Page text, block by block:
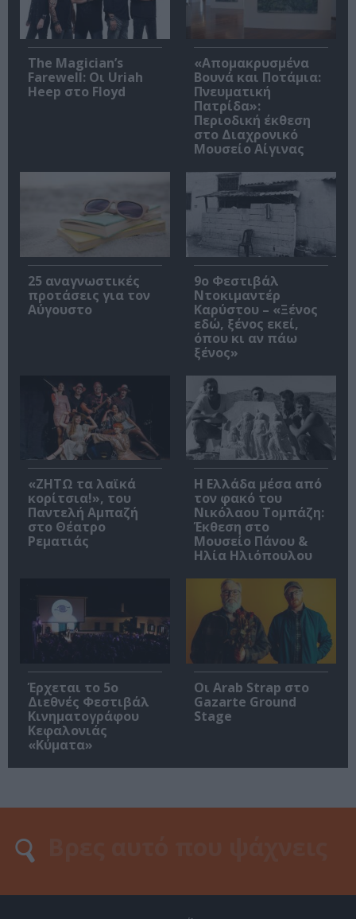
The Magician’s
Farewell: Οι Uriah
Heep στο Floyd
«Απομακρυσμένα
Βουνά και Ποτάμια:
Πνευματική
Πατρίδα»:
Περιοδική έκθεση
στο Διαχρονικό
Μουσείο Αίγινας
25 αναγνωστικές
προτάσεις για τον
Αύγουστο
9ο Φεστιβάλ
Ντοκιμαντέρ
Καρύστου – «Ξένος
εδώ, ξένος εκεί,
όπου κι αν πάω
ξένος»
«ΖΗΤΩ τα λαϊκά
κορίτσια!», του
Παντελή Αμπαζή
στο Θέατρο
Ρεματιάς
Η Ελλάδα μέσα από
τον φακό του
Νικόλαου Τομπάζη:
Έκθεση στο
Μουσείο Πάνου &
Ηλία Ηλιόπουλου
Έρχεται το 5ο
Διεθνές Φεστιβάλ
Κινηματογράφου
Κεφαλονιάς
«Κύματα»
Οι Arab Strap στο
Gazarte Ground
Stage